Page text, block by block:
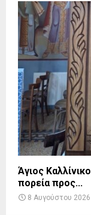
Άγιος
πορεία προς...
8 Αυγούστου 2026